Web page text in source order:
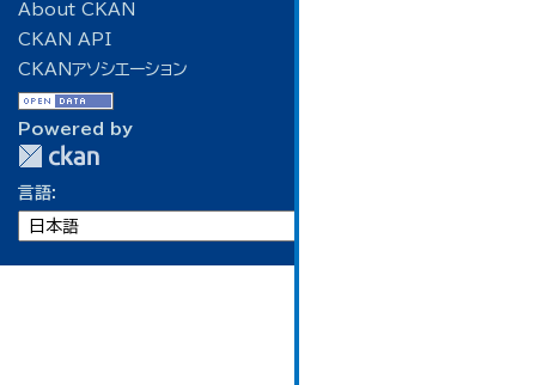
About CKAN
CKAN API
CKANアソシエーション
Powered by
言語